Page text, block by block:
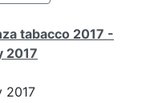
tabacco 2017 -
2017
2017